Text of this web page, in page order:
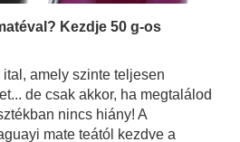
keverékekig. De
ha még csak most kezded
egyszerű - yerba mate minták
Tökéletes a kóstoláshoz,
felfedezéséhez és a
felfedezéséhez.